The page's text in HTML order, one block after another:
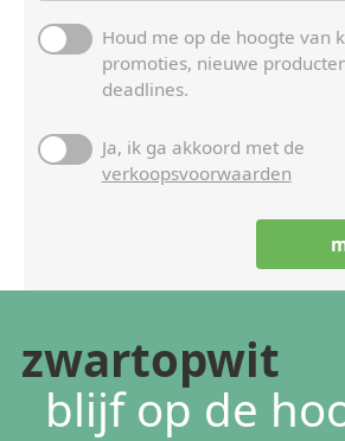
Houd me op de hoogte van
promoties, nieuwe
deadlines.
Ja, ik ga akkoord met de
verkoopsvoorwaarden
zwartopwit
blijf op de